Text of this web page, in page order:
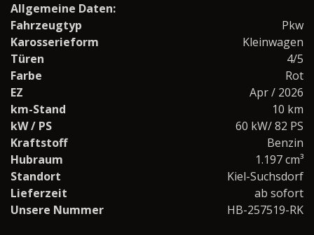
Allgemeine Daten:
Fahrzeugtyp
Pkw
Karosserieform
Kleinwagen
Türen
4/5
Farbe
Rot
EZ
Apr / 2026
km-Stand
10 km
kW / PS
60 kW/ 82 PS
Kraftstoff
Benzin
Hubraum
1.197 cm³
Standort
Kiel-Suchsdorf
Lieferzeit
ab sofort
Unsere Nummer
HB-257519-RK